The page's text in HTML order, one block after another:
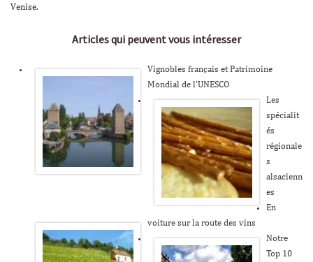
Venise.
Articles qui peuvent vous intéresser
Vignobles français et Patrimoine
Mondial de l’UNESCO
Les
spécialit
és
régionale
s
alsacienn
es
En
voiture sur la route des vins
Notre
Top 10